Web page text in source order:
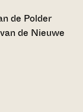
de Polder
de Nieuwe